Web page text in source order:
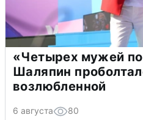
«Четырех мужей
Шаляпин
возлюбленной
6 августа 80